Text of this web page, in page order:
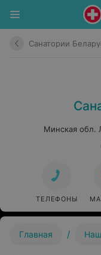
Санатории
Минская обл.
ТЕЛЕФОНЫ
Главная /